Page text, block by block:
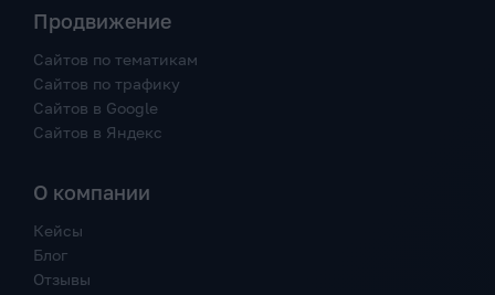
Продвижение
Сайтов по тематикам
Сайтов по трафику
Сайтов в Google
Сайтов в Яндекс
О компании
Кейсы
Блог
Отзывы